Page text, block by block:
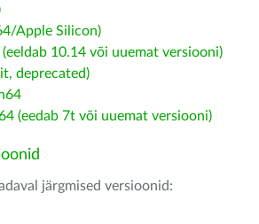
Apple Silicon)
10.14 või uuemat versiooni)
deprecated)
(eedab 7t või uuemat versiooni)
järgmised versioonid: